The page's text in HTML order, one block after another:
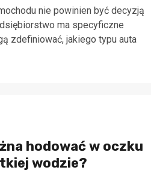
nie powinien być decyzją
ma specyficzne
zdefiniować, jakiego typu auta
hodować w oczku
wodzie?